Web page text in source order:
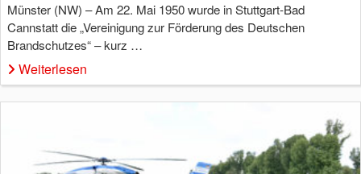
Münster (NW) – Am 22. Mai 1950 wurde in Stuttgart-Bad
Cannstatt die „Vereinigung zur Förderung des Deutschen
Brandschutzes“ – kurz …
Weiterlesen